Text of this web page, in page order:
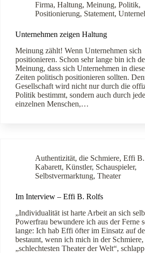
Firma, Haltung, Meinung, Politik,
Positionierung, Statement,
Unternehmen zeigen Haltung
Meinung zählt! Wenn Unternehmen sich
positionieren. Schon sehr lange bin ich
Meinung, dass sich Unternehmen in
Zeiten politisch positionieren sollten.
Gesellschaft wird nicht nur durch die
Politik bestimmt, sondern auch durch
einzelnen Menschen,…
Authentizität, die Schmiere, Effi
Kabarett, Künstler, Schauspieler,
Selbstvermarktung, Theater
Im Interview – Effi B. Rolfs
„Individualität ist harte Arbeit an sich
Powerfrau bewundere ich aus der Ferne
lange: Ich hab Effi öfter im Einsatz auf
bestaunt, wenn ich mich in der Schmiere,
„schlechtesten Theater der Welt“,